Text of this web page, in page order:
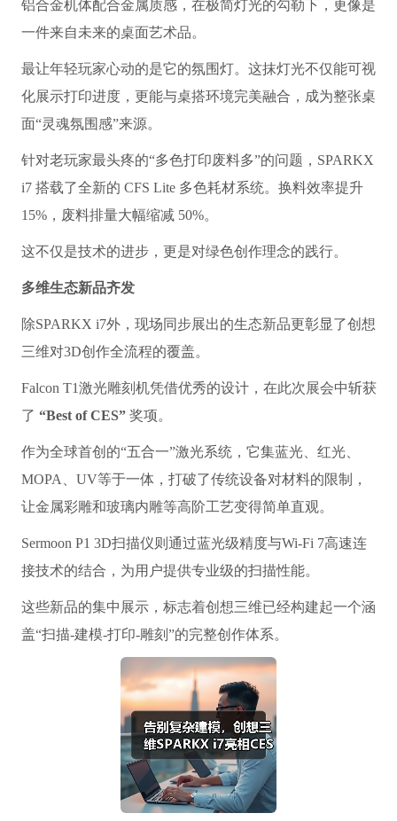
铝合金机体配合金属质感，在极简灯光的勾勒下，更像是
一件来自未来的桌面艺术品。
最让年轻玩家心动的是它的氛围灯。这抹灯光不仅能可视
化展示打印进度，更能与桌搭环境完美融合，成为整张桌
面“灵魂氛围感”来源。
针对老玩家最头疼的“多色打印废料多”的问题，SPARKX
i7 搭载了全新的 CFS Lite 多色耗材系统。换料效率提升
15%，废料排量大幅缩减 50%。
这不仅是技术的进步，更是对绿色创作理念的践行。
多维生态新品齐发
除SPARKX i7外，现场同步展出的生态新品更彰显了创想
三维对3D创作全流程的覆盖。
Falcon T1激光雕刻机凭借优秀的设计，在此次展会中斩获
了 “Best of CES”奖项。
作为全球首创的“五合一”激光系统，它集蓝光、红光、
MOPA、UV等于一体，打破了传统设备对材料的限制，
让金属彩雕和玻璃内雕等高阶工艺变得简单直观。
Sermoon P1 3D扫描仪则通过蓝光级精度与Wi-Fi 7高速连
接技术的结合，为用户提供专业级的扫描性能。
这些新品的集中展示，标志着创想三维已经构建起一个涵
盖“扫描-建模-打印-雕刻”的完整创作体系。